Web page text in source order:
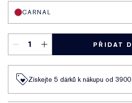
CARNAL
PŘIDAT
Získejte 5 dárků k nákupu od